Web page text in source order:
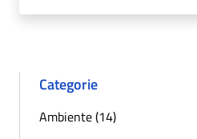
Categorie
Ambiente (14)